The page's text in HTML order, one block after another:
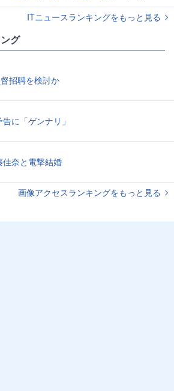
ITニュースランキングをもっと見る
グ
招聘を検討か
に「ゲンナリ」
奈と電撃結婚
画像アクセスランキングをもっと見る